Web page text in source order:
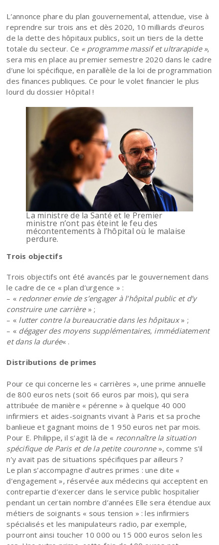
L’annonce phare du plan gouvernemental, attendue, vise à
reprendre sur trois ans et dès 2020, 10 milliards d’euros
de la dette des hôpitaux publics, soit un tiers de la dette
totale du secteur. Ce « programme massif et ultrarapide »,
sera mis en place au premier semestre 2020 dans le cadre
d’une loi spécifique, en parallèle de la loi de programmation
des finances publiques. Ce pour le volet financier le plus
lourd du dossier Hôpital !
La ministre de la Santé et le Premier
ministre n’ont pas éteint le feu des
mécontentements à l’hôpital où le malaise
perdure.
Trois objectifs
Trois objectifs ont été avancés par le gouvernement dans
le cadre de ce « plan d’urgence » :
– « redonner envie de s’engager à l’hôpital public et d’y
construire une carrière» ;
– « lutter contre la bureaucratie dans les hôpitaux» ;
– « dégager des moyens supplémentaires, immédiatement
et dans la durée« .
Distributions de primes
Pour ce qui concerne les « carrières », une prime annuelle
de 800 euros nets (soit 66 euros par mois), qui sera
attribuée de manière « pérenne » à quelque 40 000
infirmiers et aides-soignants vivant à Paris et sa proche
banlieue et gagnant moins de 1 950 euros net par mois.
Pour E. Philippe, il s’agit là de « reconnaître la situation
spécifique de Paris et de la petite couronne», comme s’il
n’y avait pas de situations spécifiques par ailleurs ?
Le plan s’accompagne d’autres primes : une dite «
d’engagement », réservée aux médecins qui acceptent en
contrepartie d’exercer dans le service public hospitalier
pendant un certain nombre d’années Elle sera étendue aux
métiers de soignants « sous tension » : les infirmiers
spécialisés et les manipulateurs radio, par exemple,
pourront ainsi toucher 10 000 ou 15 000 euros selon les